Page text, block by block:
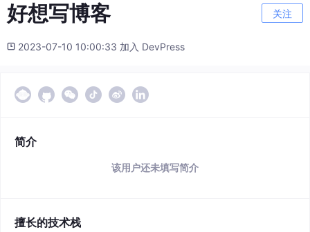
好想写博客 关注
2023-07-10 10:00:33 加入 DevPress
简介
该用户还未填写简介
擅长的技术栈